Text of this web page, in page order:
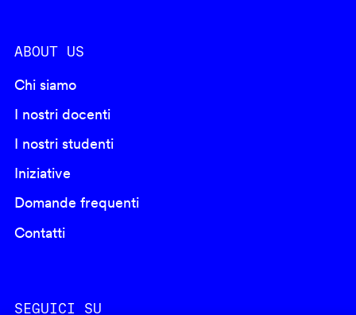
ABOUT US
Chi siamo
I nostri docenti
I nostri studenti
Iniziative
Domande frequenti
Contatti
SEGUICI SU